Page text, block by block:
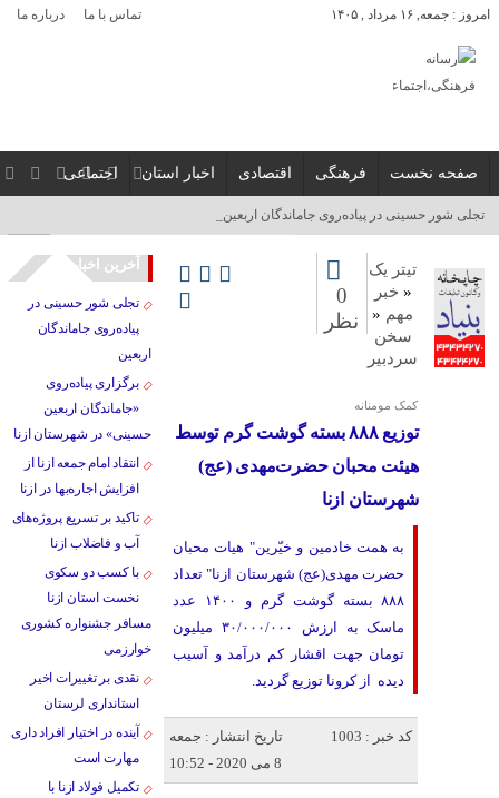
امروز : جمعه, ۱۶ مرداد , ۱۴۰۵ تماس با ما درباره ما
صفحه نخست فرهنگی اقتصادی اخبار استان اجتماعی
برگ_
تیتر یک
« خبر
مهم «
سخن
سردبیر
0
نظر
کمک مومنانه
توزیع ۸۸۸ بسته گوشت گرم توسط
هیئت محبان حضرت‌مهدی (عج)
شهرستان ازنا
به همت خادمین و خیّرین" هیات محبان
حضرت مهدی(عج) شهرستان ازنا" تعداد
۸۸۸ بسته گوشت گرم و ۱۴۰۰ عدد
ماسک به ارزش ۳۰/۰۰۰/۰۰۰ میلیون
تومان جهت اقشار کم درآمد و آسیب
دیده از کرونا توزیع گردید.
کد خبر : 1003
تاریخ انتشار : جمعه
8 می 2020 - 10:52
آخرین اخبار
تجلی شور حسینی در
پیاده‌روی جاماندگان
اربعین
برگزاری پیاده‌روی
«جاماندگان اربعین
حسینی» در شهرستان ازنا
انتقاد امام جمعه ازنا از
افزایش اجاره‌بها در ازنا
تاکید بر تسریع پروژه‌های
آب و فاضلاب ازنا
با کسب دو سکوی
نخست استان ازنا
مسافر جشنواره کشوری
خوارزمی
نقدی بر تغییرات اخیر
استانداری لرستان
آینده در اختیار افراد داری
مهارت است
تکمیل فولاد ازنا با